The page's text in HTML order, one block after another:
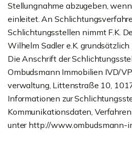
Stellungnahme abzugeben,
einleitet. An
Schlichtungsstellen nimmt F.K.
Wilhelm Sadler e.K.
Die Anschrift der
Ombudsmann Immobilien IVD/
verwaltung, Littenstraße 10,
Informationen zur
Kommunikationsdaten,
unter http://www.ombudsmann-